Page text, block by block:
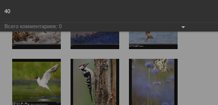
40
Всего комментариев: 0